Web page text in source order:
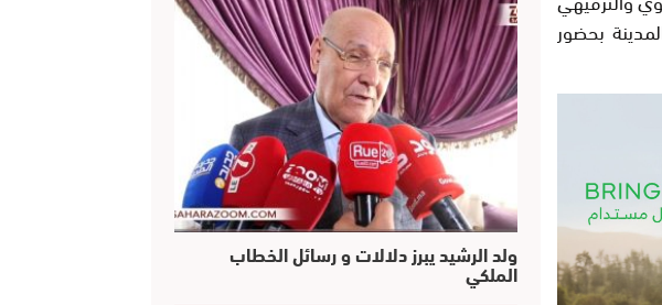
بحضور
ولد الرشيد يبرز دلالات و رسائل الخطاب
الملكي